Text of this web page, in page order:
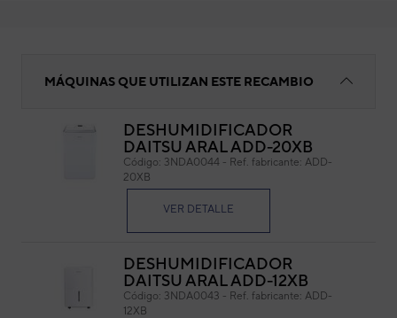
MÁQUINAS QUE UTILIZAN ESTE RECAMBIO
DESHUMIDIFICADOR
DAITSU ARAL ADD-20XB
Código: 3NDA0044 - Ref. fabricante: ADD-
20XB
VER DETALLE
DESHUMIDIFICADOR
DAITSU ARAL ADD-12XB
Código: 3NDA0043 - Ref. fabricante: ADD-
12XB